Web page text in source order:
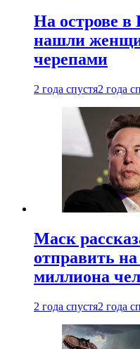
На острове в
нашли
черепами
2 года спустя2 года
Маск
отправить
миллиона
2 года спустя2 года